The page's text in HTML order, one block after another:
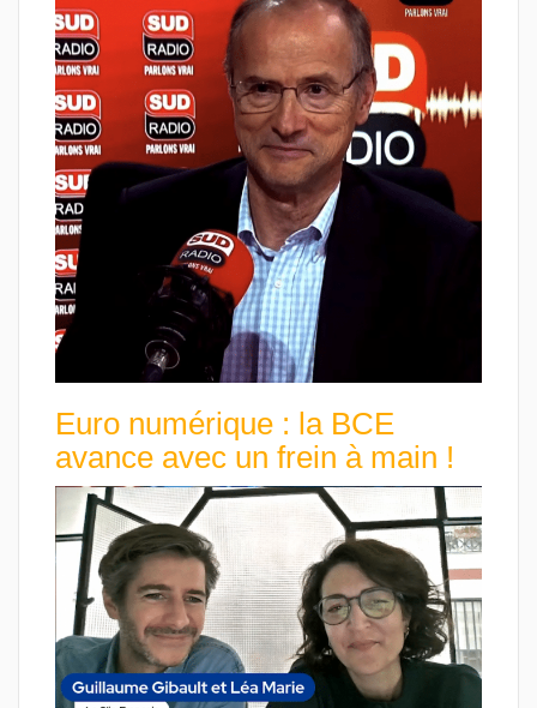
Euro numérique : la BCE
avance avec un frein à main !